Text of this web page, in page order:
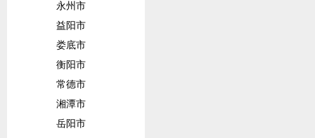
永州市
益阳市
娄底市
衡阳市
常德市
湘潭市
岳阳市